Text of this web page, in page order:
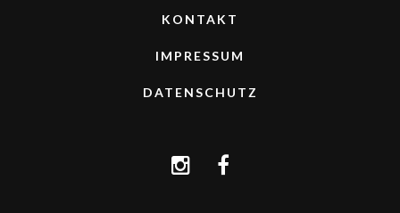
KONTAKT
IMPRESSUM
DATENSCHUTZ